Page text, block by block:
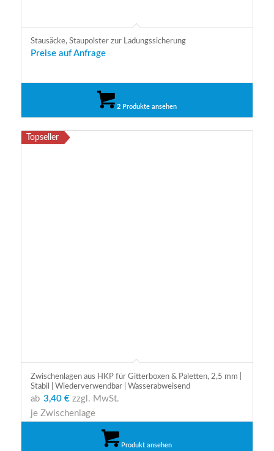
Stausäcke, Staupolster zur Ladungssicherung
Preise auf Anfrage
2 Produkte ansehen
Topseller
Zwischenlagen aus HKP für Gitterboxen & Paletten, 2,5 mm |
Stabil | Wiederverwendbar | Wasserabweisend
ab 3,40 €zzgl. MwSt.
je Zwischenlage
Produkt ansehen